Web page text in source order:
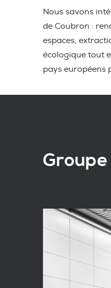
Nous savons
de Coubron :
espaces,
écologique tout
pays européens
Groupe